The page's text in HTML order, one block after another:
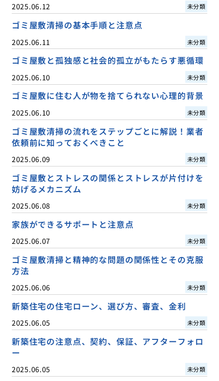
2025.06.12 未分類
ゴミ屋敷清掃の基本手順と注意点
2025.06.11 未分類
ゴミ屋敷と孤独感と社会的孤立がもたらす悪循環
2025.06.10 未分類
ゴミ屋敷に住む人が物を捨てられない心理的背景
2025.06.10 未分類
ゴミ屋敷清掃の流れをステップごとに解説！業者
依頼前に知っておくべきこと
2025.06.09 未分類
ゴミ屋敷とストレスの関係とストレスが片付けを
妨げるメカニズム
2025.06.08 未分類
家族ができるサポートと注意点
2025.06.07 未分類
ゴミ屋敷清掃と精神的な問題の関係性とその克服
方法
2025.06.06 未分類
新築住宅の住宅ローン、選び方、審査、金利
2025.06.05 未分類
新築住宅の注意点、契約、保証、アフターフォロ
ー
2025.06.05 未分類